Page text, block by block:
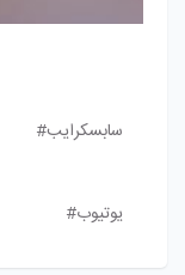
سابسکرایب#
یوتیوب#